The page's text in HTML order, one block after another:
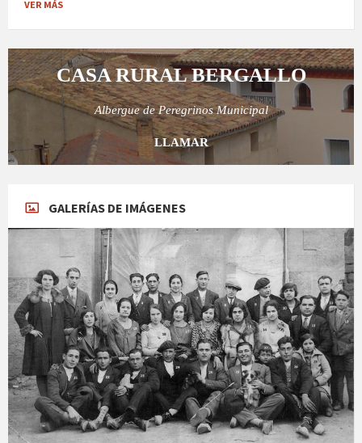
VER MÁS
CASA RURAL BERGALLO
Albergue de Peregrinos Municipal
LLAMAR
GALERÍAS DE IMÁGENES